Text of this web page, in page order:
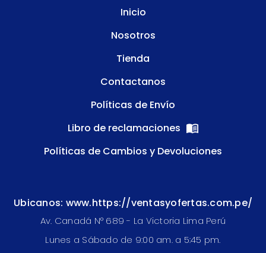
Inicio
Nosotros
Tienda
Contactanos
Políticas de Envío
Libro de reclamaciones
Políticas de Cambios y Devoluciones
Ubicanos: www.https://ventasyofertas.com.pe/
Av. Canadá N° 689 - La Victoria Lima Perú
Lunes a Sábado de 9:00 am. a 5:45 pm.